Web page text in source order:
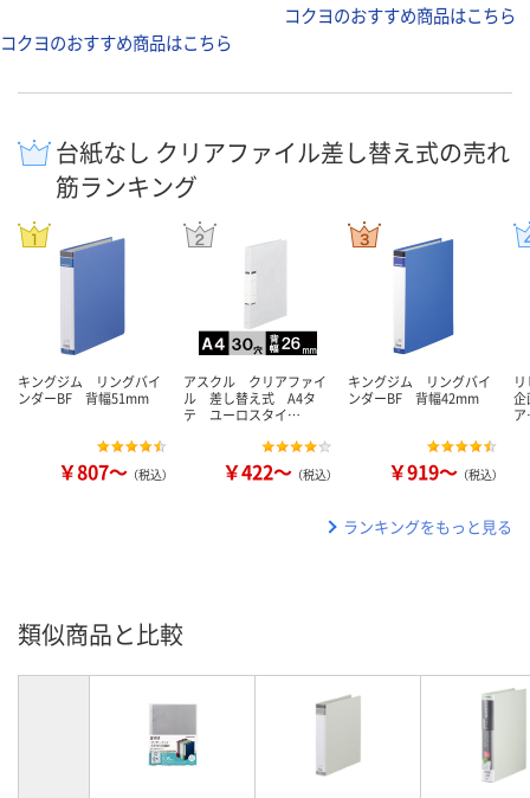
コクヨのおすすめ商品はこちら
コクヨのおすすめ商品はこちら
台紙なし クリアファイル差し替え式の売れ
筋ランキング
キングジム リングバイ
ンダーBF 背幅51mm
￥807～ （税込）
アスクル クリアファイ
ル 差し替え式 A4タ
テ ユーロスタイ…
￥422～ （税込）
キングジム リングバイ
ンダーBF 背幅42mm
￥919～ （税込）
企
ランキングをもっと見る
類似商品と比較